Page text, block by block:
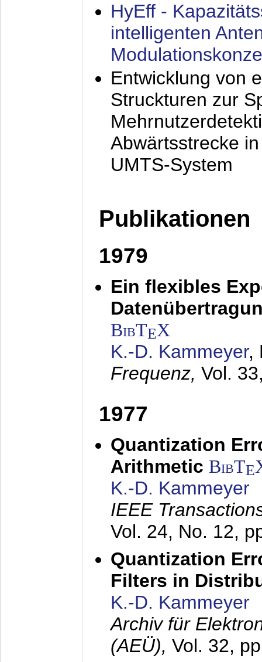
HyEff -
intelligenten
Entwicklung von
Struckturen zur
Abwärtsstrecke
UMTS-System
Publikationen
1979
Ein flexibles
BibTEX
K.-D. Kammeyer,
Frequenz, Vol.
1977
Quantization
Arithmetic BibTE
K.-D. Kammeyer
IEEE
Vol. 24, No. 12,
Quantization
Filters in
K.-D. Kammeyer
Archiv für
(AEÜ), Vol. 32,